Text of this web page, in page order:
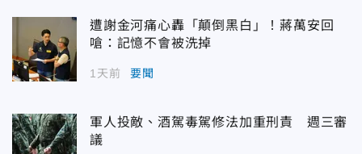
遭謝金河痛心轟「顛倒黑白」！蔣萬安回
嗆：記憶不會被洗掉
1天前 要聞
軍人投敵、酒駕毒駕修法加重刑責 週三審
議